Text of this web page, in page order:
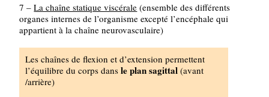
7 –La chaîne statique viscérale (ensemble des différents
organes internes de l’organisme excepté l’encéphale qui
appartient à la chaîne neurovasculaire)
Les chaînes de flexion et d’extension permettent
l’équilibre du corps dansle plan sagittal (avant
/arrière)